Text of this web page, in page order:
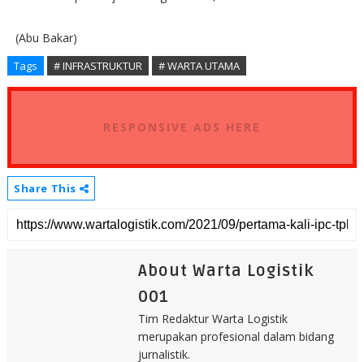
(Abu Bakar)
Tags # INFRASTRUKTUR # WARTA UTAMA
RESPONSIVE ADS HERE
Share This
About Warta Logistik
001
Tim Redaktur Warta Logistik
merupakan profesional dalam bidang
jurnalistik.